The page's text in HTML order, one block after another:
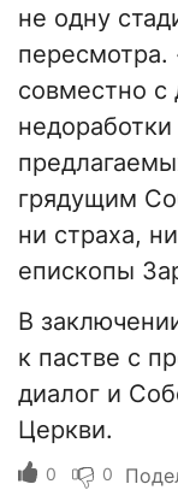
не одну
пересмотра.
совместно с
грядущим
ни страха,
епископы
В
к пастве с
диалог и
Церкви.
0 0